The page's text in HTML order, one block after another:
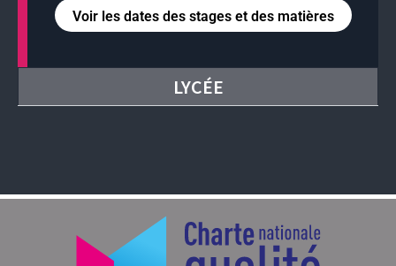
Voir les dates des stages et des matières
LYCÉE